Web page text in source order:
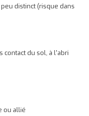
distinct (risque dans
contact du sol, à l'abri
ou allié